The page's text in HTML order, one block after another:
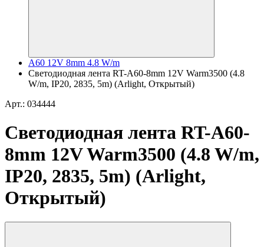
A60 12V 8mm 4.8 W/m
Светодиодная лента RT-A60-8mm 12V Warm3500 (4.8
W/m, IP20, 2835, 5m) (Arlight, Открытый)
Арт.: 034444
Светодиодная лента RT-A60-
8mm 12V Warm3500 (4.8 W/m,
IP20, 2835, 5m) (Arlight,
Открытый)